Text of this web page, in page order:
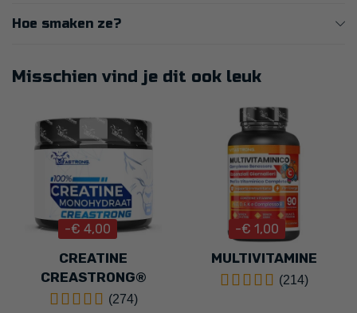
Hoe smaken ze?
Misschien vind je dit ook leuk
CREATINE
CREASTRONG®
(274)
-€ 4,00
MULTIVITAMINE
(214)
-€ 1,00